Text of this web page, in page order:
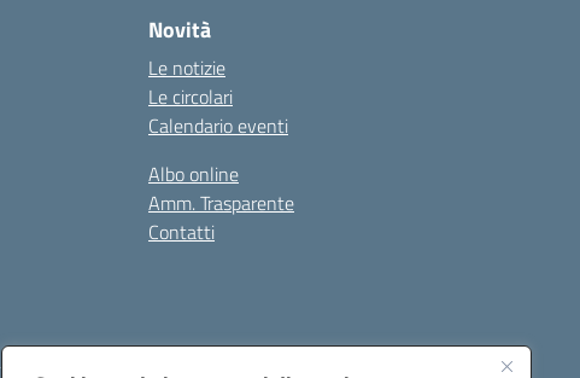
Novità
Le notizie
Le circolari
Calendario eventi
Albo online
Amm. Trasparente
Contatti